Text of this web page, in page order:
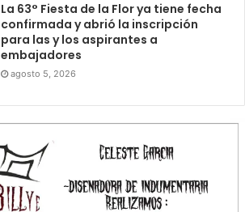
La 63° Fiesta de la Flor ya tiene fecha
confirmada y abrió la inscripción
para las y los aspirantes a
embajadores
agosto 5, 2026